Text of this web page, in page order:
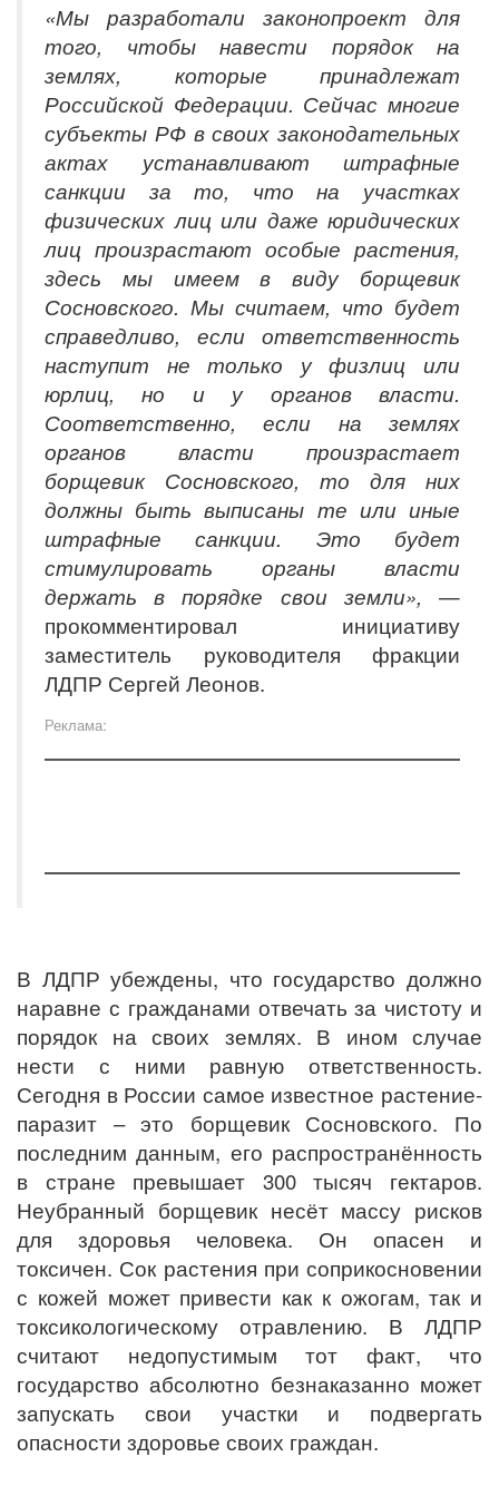
«Мы разработали законопроект для
того, чтобы навести порядок на
землях, которые принадлежат
Российской Федерации. Сейчас многие
субъекты РФ в своих законодательных
актах устанавливают штрафные
санкции за то, что на участках
физических лиц или даже юридических
лиц произрастают особые растения,
здесь мы имеем в виду борщевик
Сосновского. Мы считаем, что будет
справедливо, если ответственность
наступит не только у физлиц или
юрлиц, но и у органов власти.
Соответственно, если на землях
органов власти произрастает
борщевик Сосновского, то для них
должны быть выписаны те или иные
штрафные санкции. Это будет
стимулировать органы власти
держать в порядке свои земли», —
прокомментировал инициативу
заместитель руководителя фракции
ЛДПР Сергей Леонов.
Реклама:
В ЛДПР убеждены, что государство должно
наравне с гражданами отвечать за чистоту и
порядок на своих землях. В ином случае
нести с ними равную ответственность.
Сегодня в России самое известное растение-
паразит – это борщевик Сосновского. По
последним данным, его распространённость
в стране превышает 300 тысяч гектаров.
Неубранный борщевик несёт массу рисков
для здоровья человека. Он опасен и
токсичен. Сок растения при соприкосновении
с кожей может привести как к ожогам, так и
токсикологическому отравлению. В ЛДПР
считают недопустимым тот факт, что
государство абсолютно безнаказанно может
запускать свои участки и подвергать
опасности здоровье своих граждан.